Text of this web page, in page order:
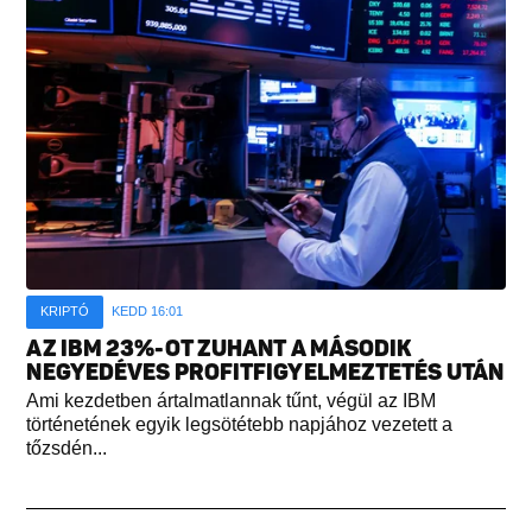
KRIPTÓ KEDD 16:01
AZ IBM 23%-OT ZUHANT A MÁSODIK
NEGYEDÉVES PROFITFIGYELMEZTETÉS UTÁN
Ami kezdetben ártalmatlannak tűnt, végül az IBM
történetének egyik legsötétebb napjához vezetett a
tőzsdén...